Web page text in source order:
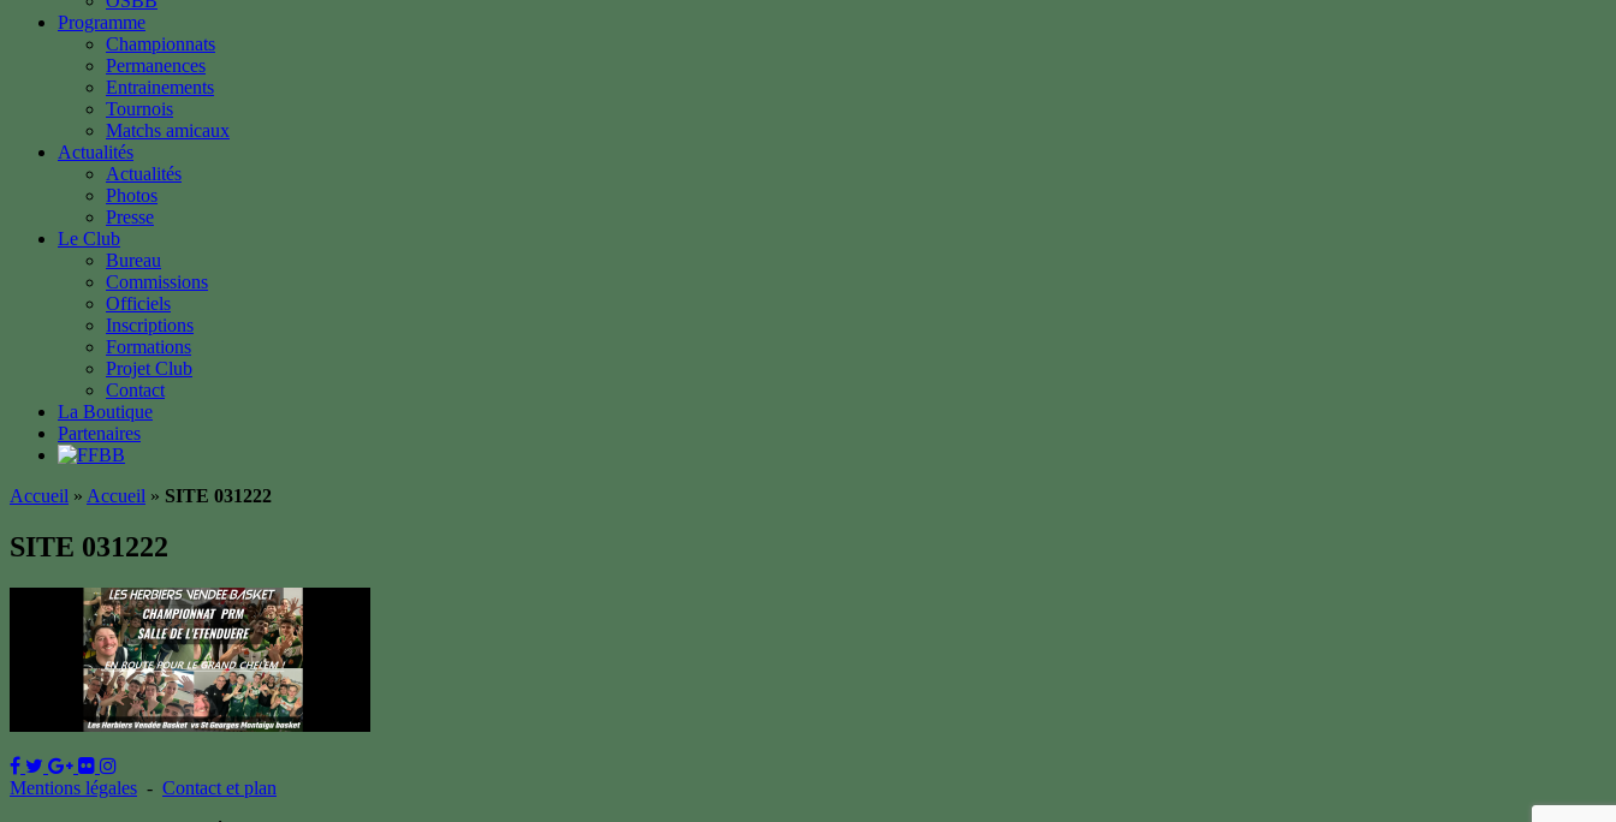
Programme
Championnats
Permanences
Entrainements
Tournois
Matchs amicaux
Actualités
Actualités
Photos
Presse
Le Club
Bureau
Commissions
Officiels
Inscriptions
Formations
Projet Club
Contact
La Boutique
Partenaires
Accueil » Accueil » SITE 031222
SITE 031222
Mentions légales - Contact et plan